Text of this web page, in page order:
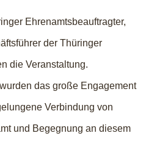
Ehrenamtsbeauftragter,
der Thüringer
die Veranstaltung.
das große Engagement
Verbindung von
und Begegnung an diesem